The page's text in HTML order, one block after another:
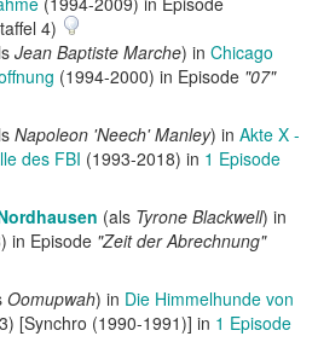
4)
Jean Baptiste Marche) in Chicago
(1994-2000) in Episode "07"
Napoleon 'Neech' Manley) in Akte X -
des FBI (1993-2018) in 1 Episode
(als Tyrone Blackwell) in
in Episode "Zeit der Abrechnung"
Oomupwah) in Die Himmelhunde von
[Synchro (1990-1991)] in 1 Episode